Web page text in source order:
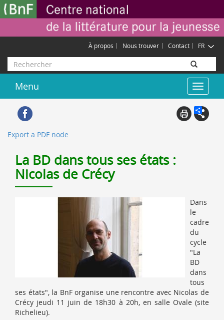
Aller
au
principal
FR
À propos Nous trouver Contact
Rechercher
Toggle
Menu
Export a PDF node
La BD dans tous ses états :
Nicolas de Crécy
Dans
le
cadre
du
cycle
"La
BD
dans
tous
ses états", la BnF organise une rencontre avec Nicolas de
Crécy jeudi 11 juin de 18h30 à 20h, en salle Ovale (site
Richelieu).
Gestion des cookies